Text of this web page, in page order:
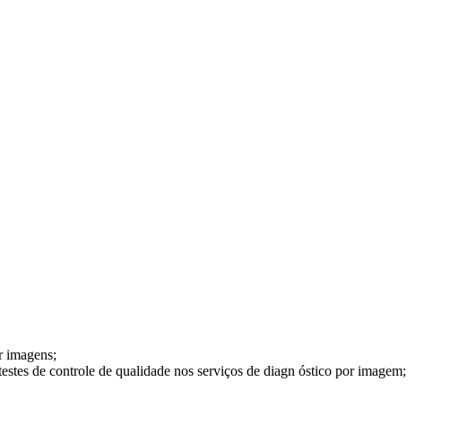
imagens;
de controle de qualidade nos serviços de diagn óstico por imagem;